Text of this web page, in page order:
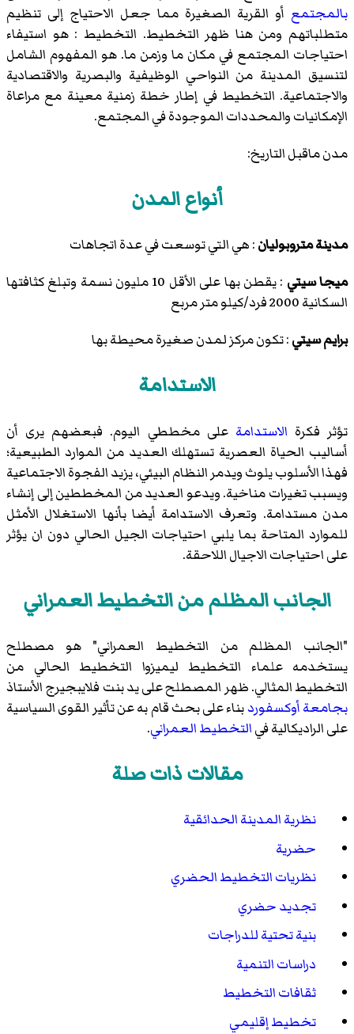
بالمجتمع أو القرية الصغيرة مما جعل الاحتياج إلى تنظيم
متطلباتهم ومن هنا ظهر التخطيط. التخطيط : هو استيفاء
احتياجات المجتمع في مكان ما وزمن ما. هو المفهوم الشامل
لتنسيق المدينة من النواحي الوظيفية والبصرية والاقتصادية
والاجتماعية. التخطيط في إطار خطة زمنية معينة مع مراعاة
الإمكانيات والمحددات الموجودة في المجتمع.
مدن ماقبل التاريخ:
أنواع المدن
مدينة متروبوليان: هي التي توسعت في عدة اتجاهات
ميجا سيتي
: يقطن بها على الأقل 10 مليون نسمة وتبلغ كثافتها
السكانية 2000 فرد/كيلو متر مربع
برايم سيتي: تكون مركز لمدن صغيرة محيطة بها
الاستدامة
تؤثر فكرة الاستدامة على مخططي اليوم. فبعضهم يرى أن
أساليب الحياة العصرية تستهلك العديد من الموارد الطبيعية؛
فهذا الأسلوب يلوث ويدمر النظام البيئي، يزيد الفجوة الاجتماعية
ويسبب تغيرات مناخية. ويدعو العديد من المخططين إلى إنشاء
مدن مستدامة. وتعرف الاستدامة أيضا بأنها الاستغلال الأمثل
للموارد المتاحة بما يلبي احتياجات الجيل الحالي دون ان يؤثر
على احتياجات الاجيال اللاحقة.
الجانب المظلم من التخطيط العمراني
"الجانب المظلم من التخطيط العمراني" هو مصطلح
يستخدمه علماء التخطيط ليميزوا التخطيط الحالي من
التخطيط المثالي. ظهر المصطلح على يدبنت فلايبجيرجالأستاذ
بجامعة أوكسفوردبناء على بحث قام به عن تأثير القوى السياسية
على الراديكالية فيالتخطيط العمراني.
مقالات ذات صلة
نظرية المدينة الحدائقية
حضرية
نظريات التخطيط الحضري
تجديد حضري
بنية تحتية للدراجات
دراسات التنمية
ثقافات التخطيط
تخطيط إقليمي